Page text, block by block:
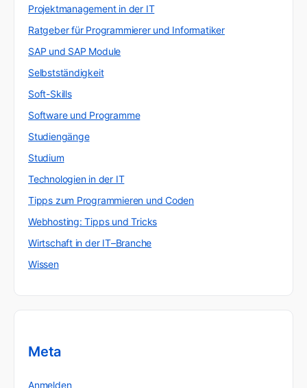
Projektmanagement in der IT
Ratgeber für Programmierer und Informatiker
SAP und SAP Module
Selbstständigkeit
Soft-Skills
Software und Programme
Studiengänge
Studium
Technologien in der IT
Tipps zum Programmieren und Coden
Webhosting: Tipps und Tricks
Wirtschaft in der IT–Branche
Wissen
Meta
Anmelden